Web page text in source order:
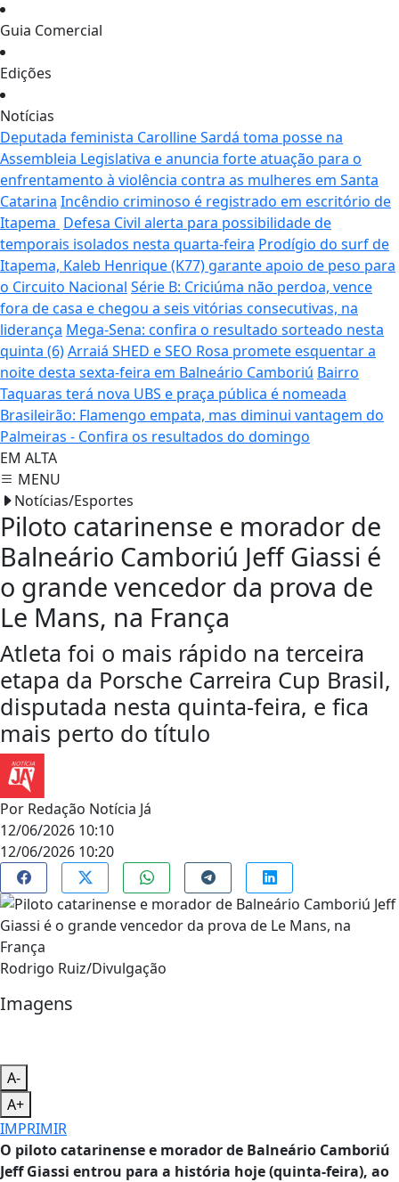
Guia Comercial
Edições
Notícias
Deputada feminista Carolline Sardá toma posse na
Assembleia Legislativa e anuncia forte atuação para o
enfrentamento à violência contra as mulheres em Santa
Catarina Incêndio criminoso é registrado em escritório de
Itapema Defesa Civil alerta para possibilidade de
temporais isolados nesta quarta-feira Prodígio do surf de
Itapema, Kaleb Henrique (K77) garante apoio de peso para
o Circuito Nacional Série B: Criciúma não perdoa, vence
fora de casa e chegou a seis vitórias consecutivas, na
liderança Mega-Sena: confira o resultado sorteado nesta
quinta (6)Arraiá SHED e SEO Rosa promete esquentar a
noite desta sexta-feira em Balneário Camboriú Bairro
Taquaras terá nova UBS e praça pública é nomeada
Brasileirão: Flamengo empata, mas diminui vantagem do
Palmeiras - Confira os resultados do domingo
EM ALTA
MENU
Notícias/Esportes
Piloto catarinense e morador de
Balneário Camboriú Jeff Giassi é
o grande vencedor da prova de
Le Mans, na França
Atleta foi o mais rápido na terceira
etapa da Porsche Carreira Cup Brasil,
disputada nesta quinta-feira, e fica
mais perto do título
Por Redação Notícia Já
12/06/2026 10:10
12/06/2026 10:20
Rodrigo Ruiz/Divulgação
Imagens
A-
A+
IMPRIMIR
O piloto catarinense e morador de Balneário Camboriú
Jeff Giassi entrou para a história hoje (quinta-feira), ao